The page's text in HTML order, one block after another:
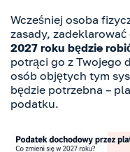
Wcześniej osoba
zasady,
2027 roku będzie
potrąci go z Twojego
osób objętych tym
będzie potrzebna –
podatku.